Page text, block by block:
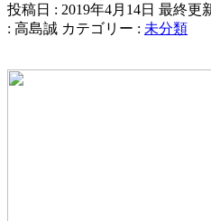
投稿日 : 2019年4月14日 最終更
: 高島誠 カテゴリー : 未分類